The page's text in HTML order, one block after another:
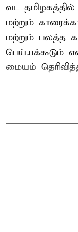
வட தமிழகத்தில்
மற்றும்
மற்றும் பலத்த
பெய்யக்கூடும்
மையம்